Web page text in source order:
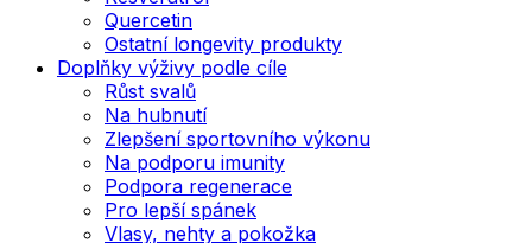
Quercetin
Ostatní longevity produkty
Doplňky výživy podle cíle
Růst svalů
Na hubnutí
Zlepšení sportovního výkonu
Na podporu imunity
Podpora regenerace
Pro lepší spánek
Vlasy, nehty a pokožka